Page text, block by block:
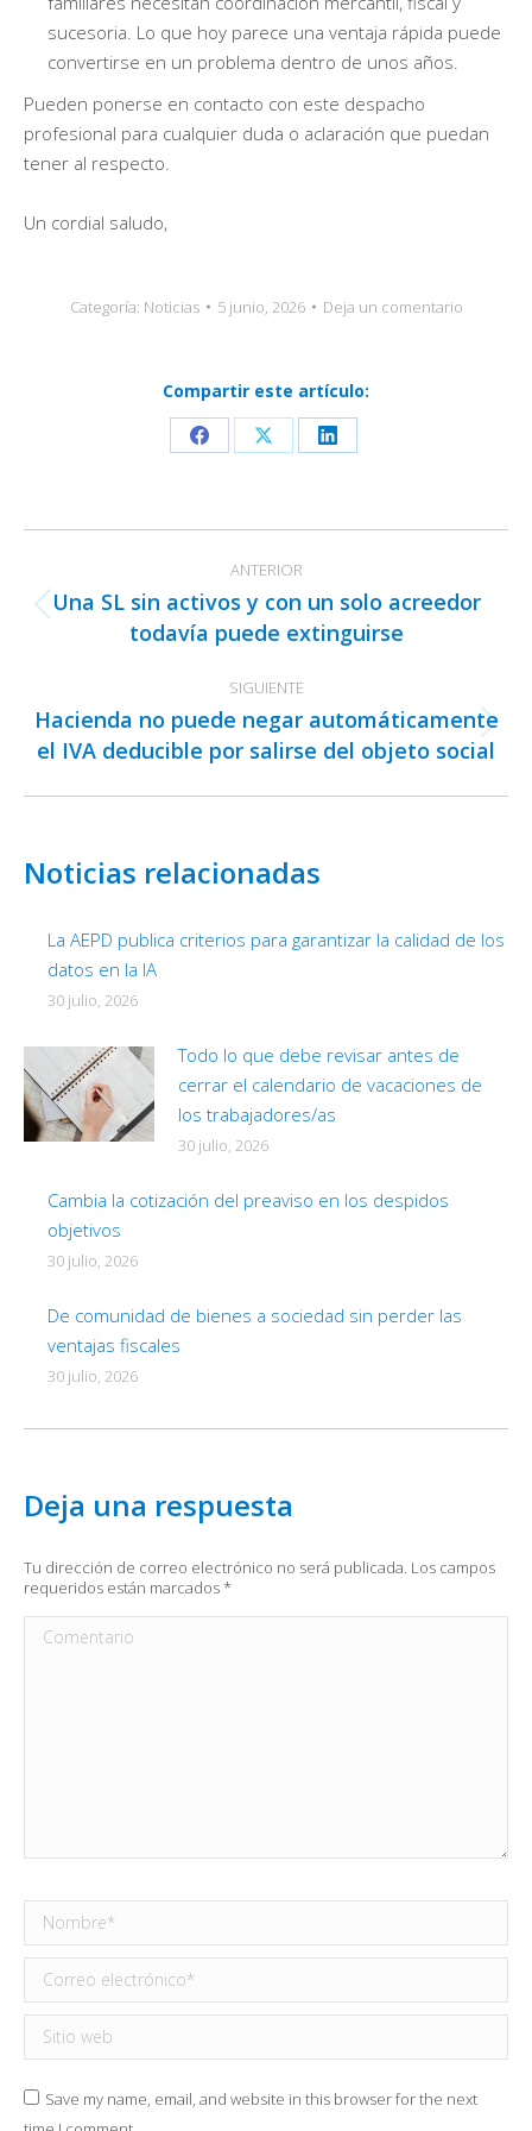
sucesoria. Lo que hoy parece una ventaja rápida puede
convertirse en un problema dentro de unos años.
Pueden ponerse en contacto con este despacho
profesional para cualquier duda o aclaración que puedan
tener al respecto.
Un cordial saludo,
Categoría: Noticias 5 junio, 2026 Deja un comentario
Compartir este artículo:
Share
Facebook
Share
X
Share
LinkedIn
entre
publicaciones
ANTERIOR
Publicación
anterior:
Una SL sin activos y con un solo acreedor
todavía puede extinguirse
SIGUIENTE
Publicación
siguiente:
Hacienda no puede negar automáticamente
el IVA deducible por salirse del objeto social
Noticias relacionadas
La AEPD publica criterios para garantizar la calidad de los
datos en la IA
30 julio, 2026
Todo lo que debe revisar antes de
cerrar el calendario de vacaciones de
los trabajadores/as
30 julio, 2026
Cambia la cotización del preaviso en los despidos
objetivos
30 julio, 2026
De comunidad de bienes a sociedad sin perder las
ventajas fiscales
30 julio, 2026
Deja una respuesta
Tu dirección de correo electrónico no será publicada. Los campos
requeridos están marcados*
Comentario
Nombre *
Correo electrónico *
Sitio web
Save my name, email, and website in this browser for the next